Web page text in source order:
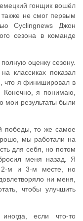
гонщик вошёл
не смог первым
Cyclingnews Джон
сезона в команде
оценку сезону.
классиках показал
что я финишировал в
Конечно, я понимаю,
мои результаты были
победы, то же самое
мы работали на
для себя, но потом
меня назад. Я
2-м и 3-м месте, но
ни меня,
чтобы улучшить
если что-то